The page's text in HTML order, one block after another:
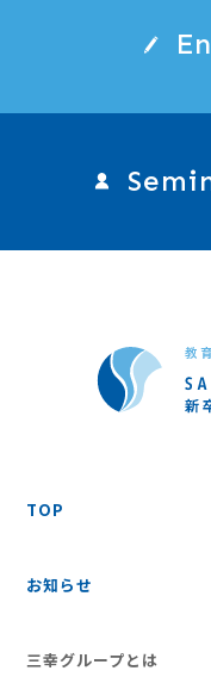
TOP
お知らせ
三幸グループとは